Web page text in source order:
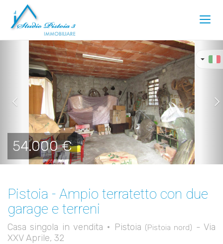
Previous
54.000 €
Pistoia - Ampio terratetto con due
garage e terreni
Casa singola in vendita • Pistoia (Pistoia nord) - Via
XXV Aprile, 32